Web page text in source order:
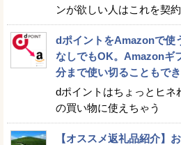
ンが欲しい人はこれを契
dポイントをAmazonで使
なしでもOK。Amazonギ
分まで使い切ることもで
dポイントはちょっとヒネ
の買い物に使えちゃう
【オススメ返礼品紹介】